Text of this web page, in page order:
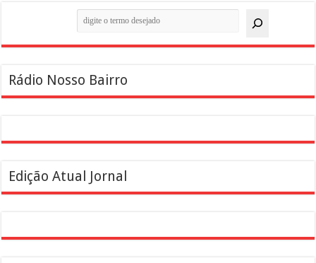
Rádio Nosso Bairro
Edição Atual Jornal